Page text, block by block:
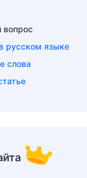
вопрос
русском языке
слова